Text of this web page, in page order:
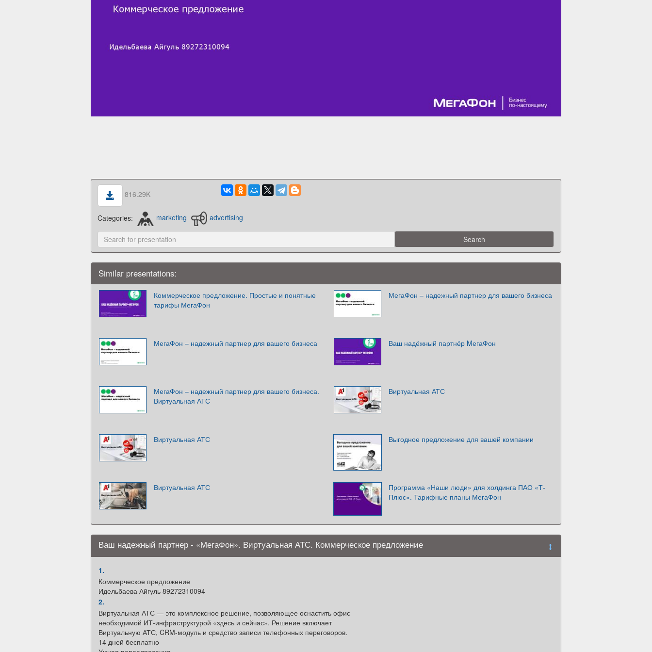
816.29K
Categories: marketing advertising
Similar presentations:
Коммерческое предложение. Простые и понятные
тарифы МегаФон
МегаФон – надежный партнер для вашего бизнеса
МегаФон – надежный партнер для вашего бизнеса Ваш надёжный партнёр MегаФон
МегаФон – надежный партнер для вашего бизнеса.
Виртуальная АТС
Виртуальная АТС
Виртуальная АТС Выгодное предложение для вашей компании
Виртуальная АТС
Программа «Наши люди» для холдинга ПАО «Т-
Плюс». Тарифные планы МегаФон
Ваш надежный партнер - «МегаФон». Виртуальная АТС. Коммерческое предложение
1.
Коммерческое предложение
Идельбаева Айгуль 89272310094
2.
Виртуальная АТС — это комплексное решение, позволяющее оснастить офис
необходимой ИТ-инфраструктурой «здесь и сейчас». Решение включает
Виртуальную АТС, CRM-модуль и средство записи телефонных переговоров.
14 дней бесплатно